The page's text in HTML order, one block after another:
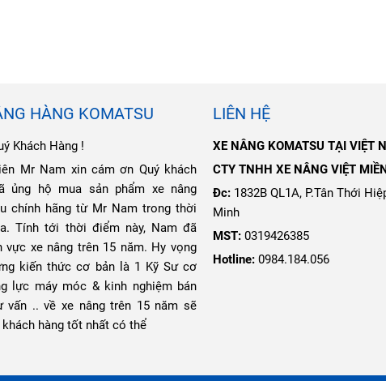
HÀNG KOMATSU
Khách Hàng !
Mr Nam xin cám ơn Quý khách
ủng hộ mua sản phẩm xe nâng
chính hãng từ Mr Nam trong thời
Tính tới thời điểm này, Nam đã
vực xe nâng trên 15 năm. Hy vọng
kiến thức cơ bản là 1 Kỹ Sư cơ
lực máy móc & kinh nghiệm bán
vấn .. về xe nâng trên 15 năm sẽ
khách hàng tốt nhất có thể
LIÊN HỆ
XE NÂNG KOMATSU TẠI VIỆT
CTY TNHH XE NÂNG VIỆT
Đc: 1832B QL1A, P.Tân Thới
Minh
MST: 0319426385
Hotline: 0984.184.056